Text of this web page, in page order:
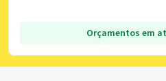
Orçamentos em